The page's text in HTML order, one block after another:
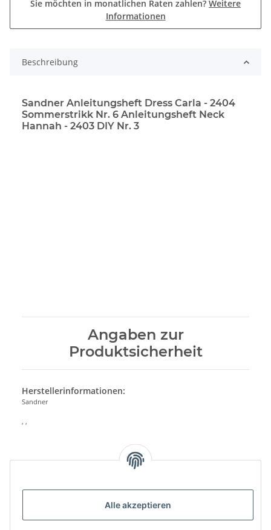
Alle akzeptieren
Sie möchten in monatlichen Raten zahlen? Weitere
Informationen
Beschreibung
Sandner Anleitungsheft Dress Carla - 2404
Sommerstrikk Nr. 6 Anleitungsheft Neck
Hannah - 2403 DIY Nr. 3
Angaben zur
Produktsicherheit
Herstellerinformationen:
Sandner
, ,